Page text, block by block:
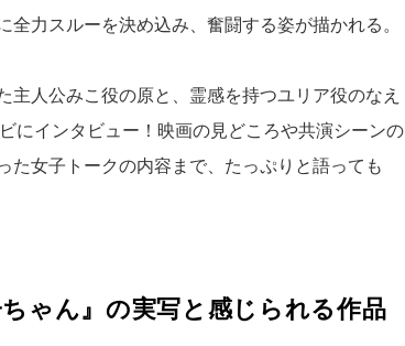
力スルーを決め込み、奮闘する姿が描かれる。
主人公みこ役の原と、霊感を持つユリア役のなえ
にインタビュー！映画の見どころや共演シーンの
た女子トークの内容まで、たっぷりと語っても
ちゃん』の実写と感じられる作品